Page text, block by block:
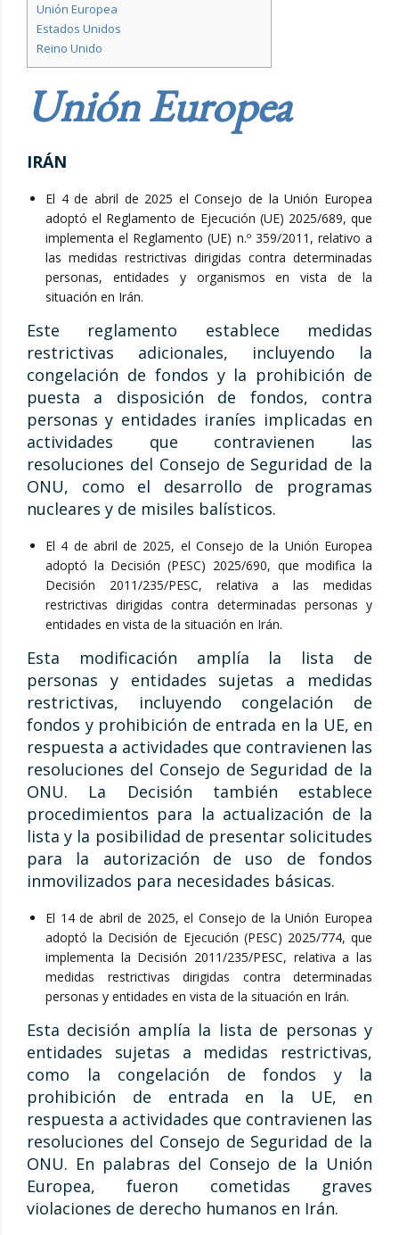
Unión Europea
Estados Unidos
Reino Unido
Unión Europea
IRÁN
El 4 de abril de 2025 el Consejo de la Unión Europea
adoptó el Reglamento de Ejecución (UE) 2025/689, que
implementa el Reglamento (UE) n.º 359/2011, relativo a
las medidas restrictivas dirigidas contra determinadas
personas, entidades y organismos en vista de la
situación en Irán.​
Este reglamento establece medidas
restrictivas adicionales, incluyendo la
congelación de fondos y la prohibición de
puesta a disposición de fondos, contra
personas y entidades iraníes implicadas en
actividades que contravienen las
resoluciones del Consejo de Seguridad de la
ONU, como el desarrollo de programas
nucleares y de misiles balísticos.​
El 4 de abril de 2025, el Consejo de la Unión Europea
adoptó la Decisión (PESC) 2025/690, que modifica la
Decisión 2011/235/PESC, relativa a las medidas
restrictivas dirigidas contra determinadas personas y
entidades en vista de la situación en Irán.
Esta modificación amplía la lista de
personas y entidades sujetas a medidas
restrictivas, incluyendo congelación de
fondos y prohibición de entrada en la UE, en
respuesta a actividades que contravienen las
resoluciones del Consejo de Seguridad de la
ONU. La Decisión también establece
procedimientos para la actualización de la
lista y la posibilidad de presentar solicitudes
para la autorización de uso de fondos
inmovilizados para necesidades básicas.
El 14 de abril de 2025, el Consejo de la Unión Europea
adoptó la Decisión de Ejecución (PESC) 2025/774, que
implementa la Decisión 2011/235/PESC, relativa a las
medidas restrictivas dirigidas contra determinadas
personas y entidades en vista de la situación en Irán.
Esta decisión amplía la lista de personas y
entidades sujetas a medidas restrictivas,
como la congelación de fondos y la
prohibición de entrada en la UE, en
respuesta a actividades que contravienen las
resoluciones del Consejo de Seguridad de la
ONU. En palabras del Consejo de la Unión
Europea, fueron cometidas graves
violaciones de derecho humanos en Irán.